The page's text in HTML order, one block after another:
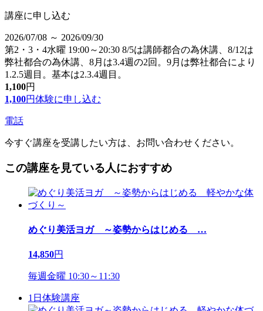
講座に申し込む
2026/07/08 ～ 2026/09/30
第2・3・4水曜 19:00～20:30 8/5は講師都合の為休講、8/12は
弊社都合の為休講、8月は3.4週の2回。9月は弊社都合により
1.2.5週目。基本は2.3.4週目。
1,100円
1,100円体験に申し込む
電話
今すぐ講座を受講したい方は、お問い合わせください。
この講座を見ている人におすすめ
めぐり美活ヨガ ～姿勢からはじめる …
14,850円
毎週金曜 10:30～11:30
1日体験講座